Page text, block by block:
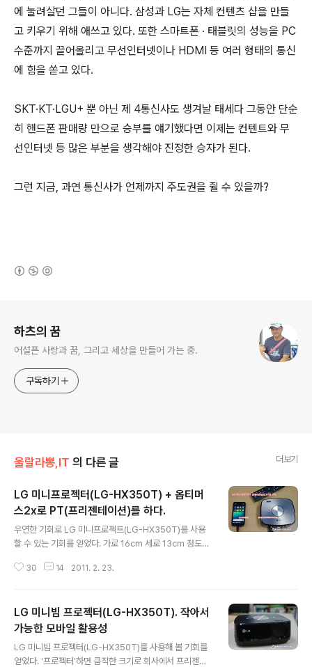
에 눌려살던 그들이 아니다. 삼성과 LG는 자체 컨텐츠 샵을 만들
고 키우기 위해 애쓰고 있다. 또한 스마트폰 · 태블릿의 성능을 PC
수준까지 끌어올리고 무선인터넷이나 HDMI 등 여러 형태의 통신
에 힘을 쏟고 있다.
SKT·KT·LGU+ 뿐 아닌 제 4통신사도 생겨날 태세다 그동안 단순
히 핸드폰 판매량 만으로 승부를 얘기했다면 이제는 컨텐트와 무
선인터넷 등 많은 부분을 생각해야 진정한 승자가 된다.
그런 지금, 과연 통신사가 언제까지 주도권을 쥘 수 있을까?
하츠의 꿈
어설픈 사랑과 꿈, 그리고 세상을 만들어 가는 중.
구독하기
울랄라뽕,IT 의 다른 글 더보기
LG 미니프로젝터(LG-HX350T) + 옵티머
스2x로 PT(프리젠테이션)를 하다.
우연한 기회로 LG 미니프로젝트(LG-HX350T)를 사용
할 수 있는 기회를 얻었다. 가로 16cm 세로 13cm 정도의
능을 갖춘, LED 광원 빔프로젝터 중에서 최고이지 않을까
다. LG 미니프로젝터 테스트하기에 좋은 기회라고 생각하
고 PT 준비를 했다. PT할 파일을 옵티머스2x의 메모리에
저장하고, HDMI로 양기기를 연결하여 PT를 하였다. ■
카메라 삼각대로 LG 미니프로젝터 LG-HX350T를 세우
30 14 2011. 2. 23.
LG 미니빔 프로젝터(LG-HX350T). 작아서
가능한 모바일 활용성
LG 미니빔 프로젝터(LG-HX350T)를 사용해 볼 기회를
얻었다. '프로젝터'하면 큼직한 크기로 회사에서 프리젠테